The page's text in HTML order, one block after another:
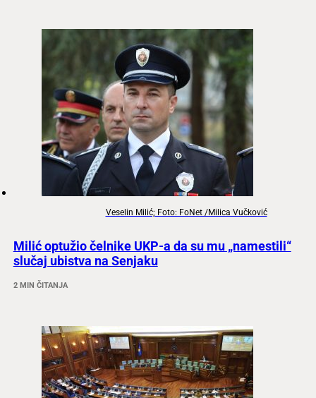
Veselin Milić; Foto: FoNet /Milica Vučković
Milić optužio čelnike UKP-a da su mu „namestili“
slučaj ubistva na Senjaku
2 MIN ČITANJA